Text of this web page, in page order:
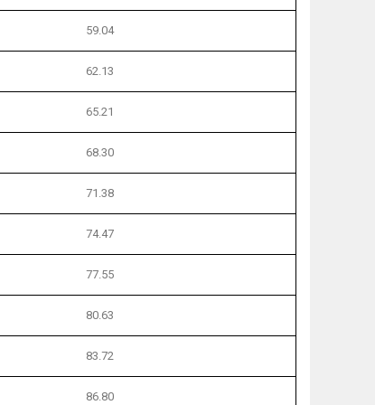
59.04
62.13
65.21
68.30
71.38
74.47
77.55
80.63
83.72
86.80